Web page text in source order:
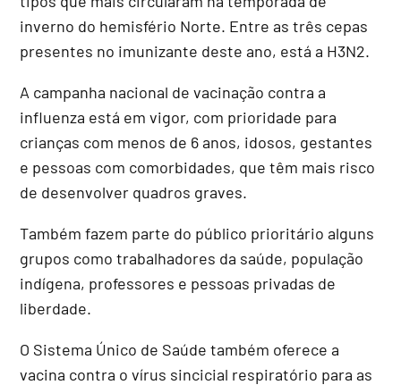
inverno do hemisfério Norte. Entre as três cepas
presentes no imunizante deste ano, está a H3N2.
A campanha nacional de vacinação contra a
influenza está em vigor, com prioridade para
crianças com menos de 6 anos, idosos, gestantes
e pessoas com comorbidades, que têm mais risco
de desenvolver quadros graves.
Também fazem parte do público prioritário alguns
grupos como trabalhadores da saúde, população
indígena, professores e pessoas privadas de
liberdade.
O Sistema Único de Saúde também oferece a
vacina contra o vírus sincicial respiratório para as